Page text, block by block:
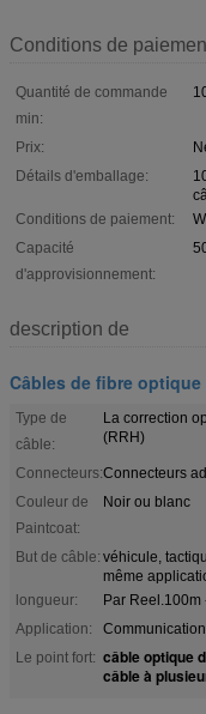
Conditions de
Quantité de commande
min:
Prix:
Détails d'emballage:
Conditions de paiement:
Capacité
d'approvisionnement:
description de
Câbles de fibre optique
Type de
câble:
La correction
(RRH)
Connecteurs:Connecteurs
Couleur de
Paintcoat:
Noir ou blanc
But de câble: véhicule,
même
longueur:
Par Reel.100m
Application:
Le point fort: câble optique
câble à